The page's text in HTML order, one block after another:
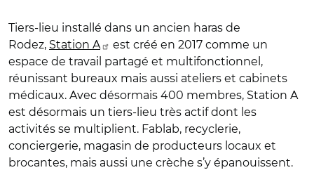
Tiers-lieu installé dans un ancien haras de
Rodez, Station A
est créé en 2017 comme un
espace de travail partagé et multifonctionnel,
réunissant bureaux mais aussi ateliers et cabinets
médicaux. Avec désormais 400 membres, Station A
est désormais un tiers-lieu très actif dont les
activités se multiplient. Fablab, recyclerie,
conciergerie, magasin de producteurs locaux et
brocantes, mais aussi une crèche s’y épanouissent.